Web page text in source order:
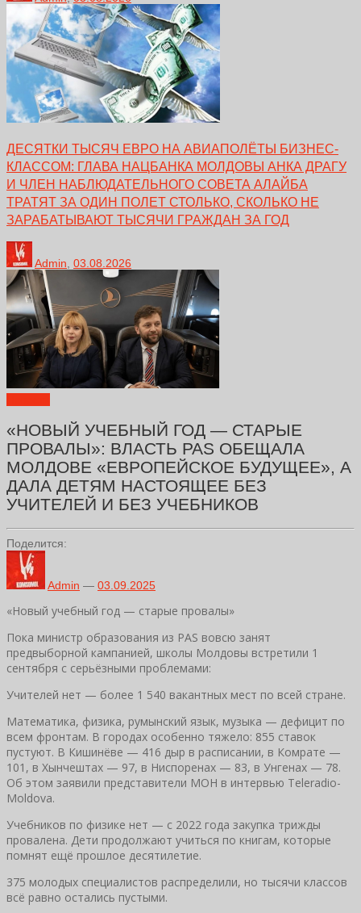
ДЕСЯТКИ ТЫСЯЧ ЕВРО НА АВИАПОЛЁТЫ БИЗНЕС-
КЛАССОМ: ГЛАВА НАЦБАНКА МОЛДОВЫ АНКА ДРАГУ
И ЧЛЕН НАБЛЮДАТЕЛЬНОГО СОВЕТА АЛАЙБА
ТРАТЯТ ЗА ОДИН ПОЛЕТ СТОЛЬКО, СКОЛЬКО НЕ
ЗАРАБАТЫВАЮТ ТЫСЯЧИ ГРАЖДАН ЗА ГОД
Admin 03.08.2026
«НОВЫЙ УЧЕБНЫЙ ГОД — СТАРЫЕ
ПРОВАЛЫ»: ВЛАСТЬ PAS ОБЕЩАЛА
МОЛДОВЕ «ЕВРОПЕЙСКОЕ БУДУЩЕЕ», А
ДАЛА ДЕТЯМ НАСТОЯЩЕЕ БЕЗ
УЧИТЕЛЕЙ И БЕЗ УЧЕБНИКОВ
Поделится:
Admin — 03.09.2025
«Новый учебный год — старые провалы»
Пока министр образования из PAS вовсю занят
предвыборной кампанией, школы Молдовы встретили 1
сентября с серьёзными проблемами:
Учителей нет — более 1 540 вакантных мест по всей стране.
Математика, физика, румынский язык, музыка — дефицит по
всем фронтам. В городах особенно тяжело: 855 ставок
пустуют. В Кишинёве — 416 дыр в расписании, в Комрате —
101, в Хынчештах — 97, в Ниспоренах — 83, в Унгенах — 78.
Об этом заявили представители МОН в интервью Teleradio-
Moldova.
Учебников по физике нет — с 2022 года закупка трижды
провалена. Дети продолжают учиться по книгам, которые
помнят ещё прошлое десятилетие.
375 молодых специалистов распределили, но тысячи классов
всё равно остались пустыми.